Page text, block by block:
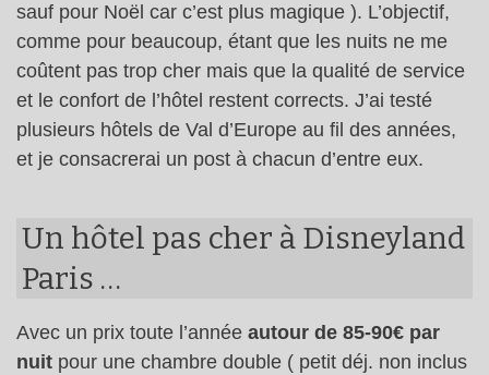
sauf pour Noël car c’est plus magique ). L’objectif,
comme pour beaucoup, étant que les nuits ne me
coûtent pas trop cher mais que la qualité de service
et le confort de l’hôtel restent corrects. J’ai testé
plusieurs hôtels de Val d’Europe au fil des années,
et je consacrerai un post à chacun d’entre eux.
Un hôtel pas cher à Disneyland
Paris …
Avec un prix toute l’année autour de 85-90€ par
nuit pour une chambre double ( petit déj. non inclus